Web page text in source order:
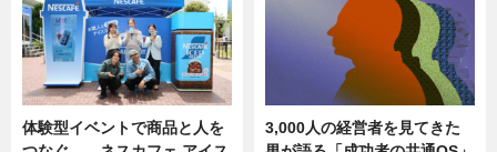
体験型イベントで商品と人を
3,000人の経営者を見てきた